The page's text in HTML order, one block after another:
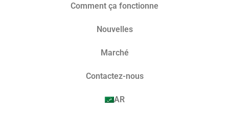
Comment ça fonctionne
Nouvelles
Marché​
Contactez-nous
AR